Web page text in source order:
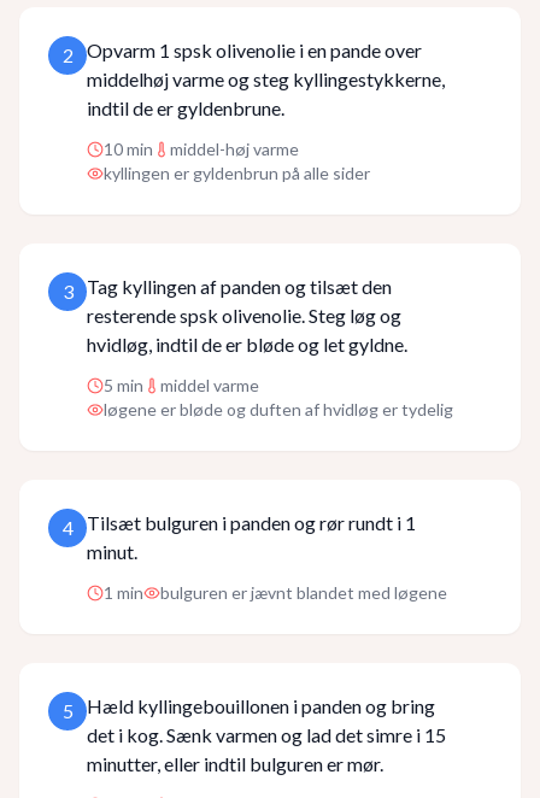
2
Opvarm 1 spsk olivenolie i en pande over
middelhøj varme og steg kyllingestykkerne,
indtil de er gyldenbrune.
10min
middel-høj varme
kyllingen er gyldenbrun på alle sider
3
Tag kyllingen af panden og tilsæt den
resterende spsk olivenolie. Steg løg og
hvidløg, indtil de er bløde og let gyldne.
5 min
middel varme
løgene er bløde og duften af hvidløg er tydelig
4
Tilsæt bulguren i panden og rør rundt i 1
minut.
1 min bulguren er jævnt blandet med løgene
5
Hæld kyllingebouillonen i panden og bring
det i kog. Sænk varmen og lad det simre i 15
minutter, eller indtil bulguren er mør.